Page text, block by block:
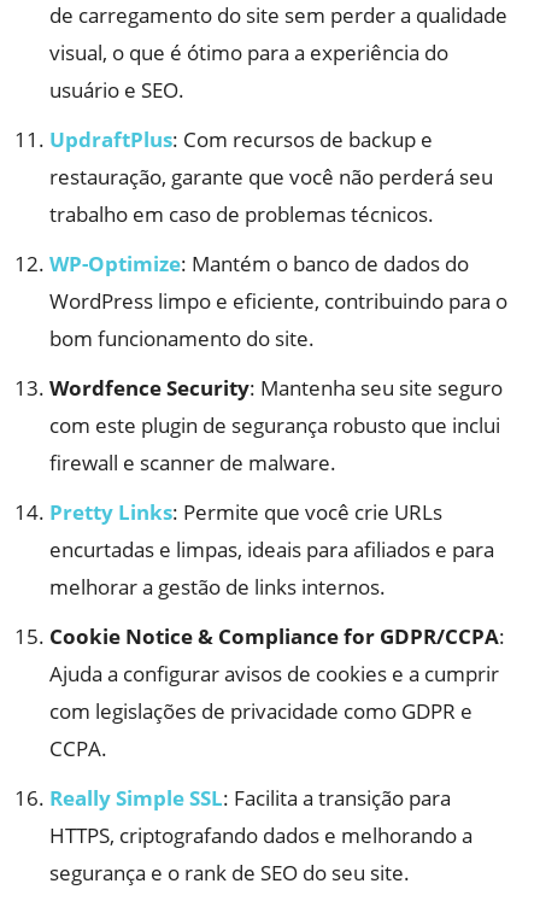
de carregamento do site sem perder a qualidade
visual, o que é ótimo para a experiência do
usuário e SEO.
UpdraftPlus: Com recursos de backup e
restauração, garante que você não perderá seu
trabalho em caso de problemas técnicos.
WP-Optimize: Mantém o banco de dados do
WordPress limpo e eficiente, contribuindo para o
bom funcionamento do site.
Wordfence Security: Mantenha seu site seguro
com este plugin de segurança robusto que inclui
firewall e scanner de malware.
Pretty Links: Permite que você crie URLs
encurtadas e limpas, ideais para afiliados e para
melhorar a gestão de links internos.
Cookie Notice & Compliance for GDPR/CCPA:
Ajuda a configurar avisos de cookies e a cumprir
com legislações de privacidade como GDPR e
CCPA.
Really Simple SSL: Facilita a transição para
HTTPS, criptografando dados e melhorando a
segurança e o rank de SEO do seu site.